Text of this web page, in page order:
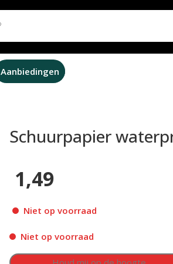
Aanbiedingen
Schuurpapier
1,49
Niet op voorraad
Niet op voorraad